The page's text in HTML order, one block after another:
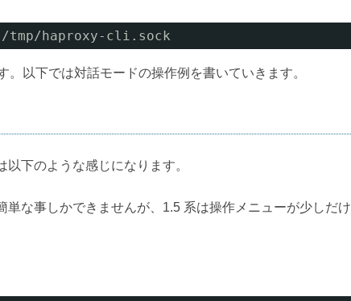
haproxy-cli.sock
以下では対話モードの操作例を書いていきます。
下のような感じになります。
な事しかできませんが、1.5 系は操作メニューが少しだけ